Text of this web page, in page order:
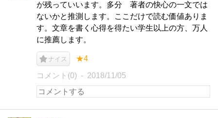
が残っていいます。多分 著者の快心の一文では
ないかと推測します。ここだけで読む価値ありま
す。文章を書く心得を得たい学生以上の方、万人
に推薦します。
ナイス ★4
コメント(0) 2018/11/05